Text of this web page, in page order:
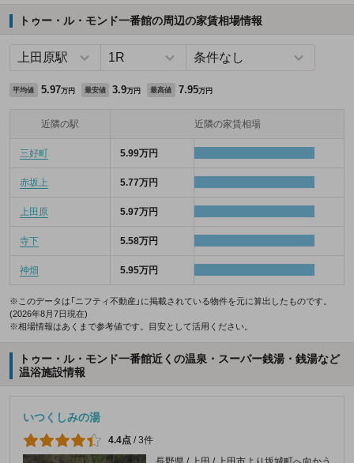
トゥー・ル・モンド一番館の周辺の家賃相場情報
平均値 5.97万円 最安値 3.9万円 最高値 7.95万円
近隣の駅 近隣の家賃相場
三好町 5.99万円
赤坂上 5.77万円
上田原 5.97万円
寺下 5.58万円
神畑 5.95万円
※このデータは「ニフティ不動産」に掲載されている物件を元に算出したものです。
(2026年8月7日現在)
※相場情報はあくまで参考値です。目安として活用ください。
トゥー・ル・モンド一番館近くの温泉・スーパー銭湯・銭湯など
温浴施設情報
いつくしみの湯
4.4点 /3件